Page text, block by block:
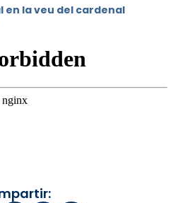
en la veu del cardenal